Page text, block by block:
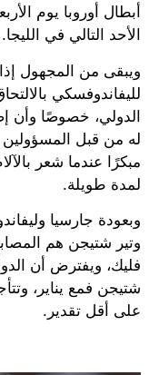
الأحد التالي في الليجا.
ويبقى من المجهول
لليفاندوفسكي
الدولي، خصوصًا وأن
له من قبل المسؤولين
مبكرًا عندما شعر
لمدة طويلة.
وبعودة جارسيا
وتير شتيجن هم
فليك، ويفترض أن
شتيجن فمع يناير،
على أقل تقدير.